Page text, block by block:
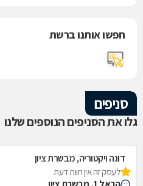
חפשו אותנו ברשת
סניפים
גלו את הסניפים הנוספים שלנו
דונה ויקטוריה, מבשרת ציון
לעסק זה אין חוות דעת